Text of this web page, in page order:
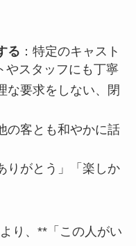
る ：特定のキャスト
やスタッフにも丁寧
な要求をしない、閉
の客とも和やかに話
りがとう」「楽しか
り、**「この人がい